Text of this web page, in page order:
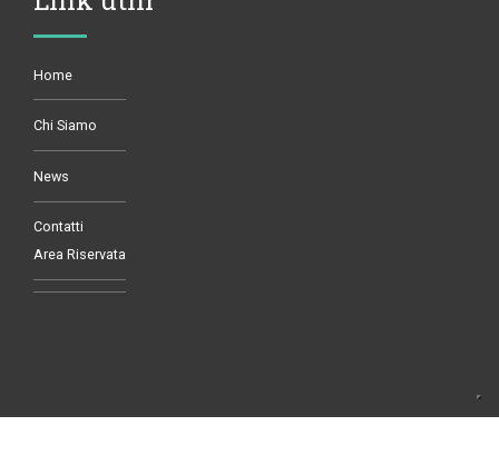
Home
Chi Siamo
News
Contatti
Area Riservata